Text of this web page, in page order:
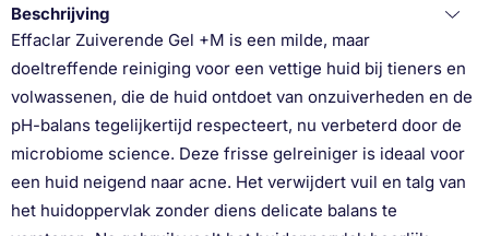
Beschrijving
Effaclar Zuiverende Gel +M is een milde, maar
doeltreffende reiniging voor een vettige huid bij tieners en
volwassenen, die de huid ontdoet van onzuiverheden en de
pH-balans tegelijkertijd respecteert, nu verbeterd door de
microbiome science. Deze frisse gelreiniger is ideaal voor
een huid neigend naar acne. Het verwijdert vuil en talg van
het huidoppervlak zonder diens delicate balans te